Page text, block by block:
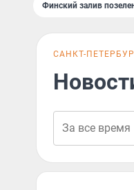
Финский залив
САНКТ-